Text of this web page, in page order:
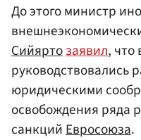
До этого министр
Сийяртозаявил, что
руководствовались
юридическими
освобождения ряда
санкцийЕвросоюза.